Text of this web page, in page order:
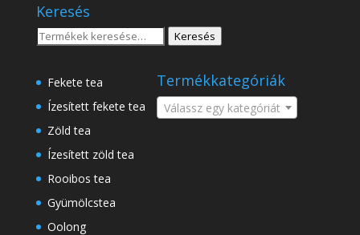
8
.500 Ft
Keresés
Keresés
Keresés
Fekete tea
Ízesített fekete tea
Zöld tea
Ízesített zöld tea
Rooibos tea
Gyümölcstea
Oolong
Termékkategóriák
Válassz egy kategóriát